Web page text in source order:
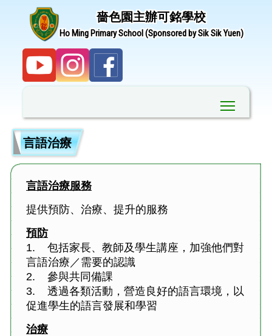
嗇色園主辦可銘學校
Ho Ming Primary School (Sponsored by Sik Sik Yuen)
言語治療
言語治療服務
提供預防、治療、提升的服務
預防
1. 包括家長、教師及學生講座，加強他們對
言語治療／需要的認識
2. 參與共同備課
3. 透過各類活動，營造良好的語言環境，以
促進學生的語言發展和學習
治療